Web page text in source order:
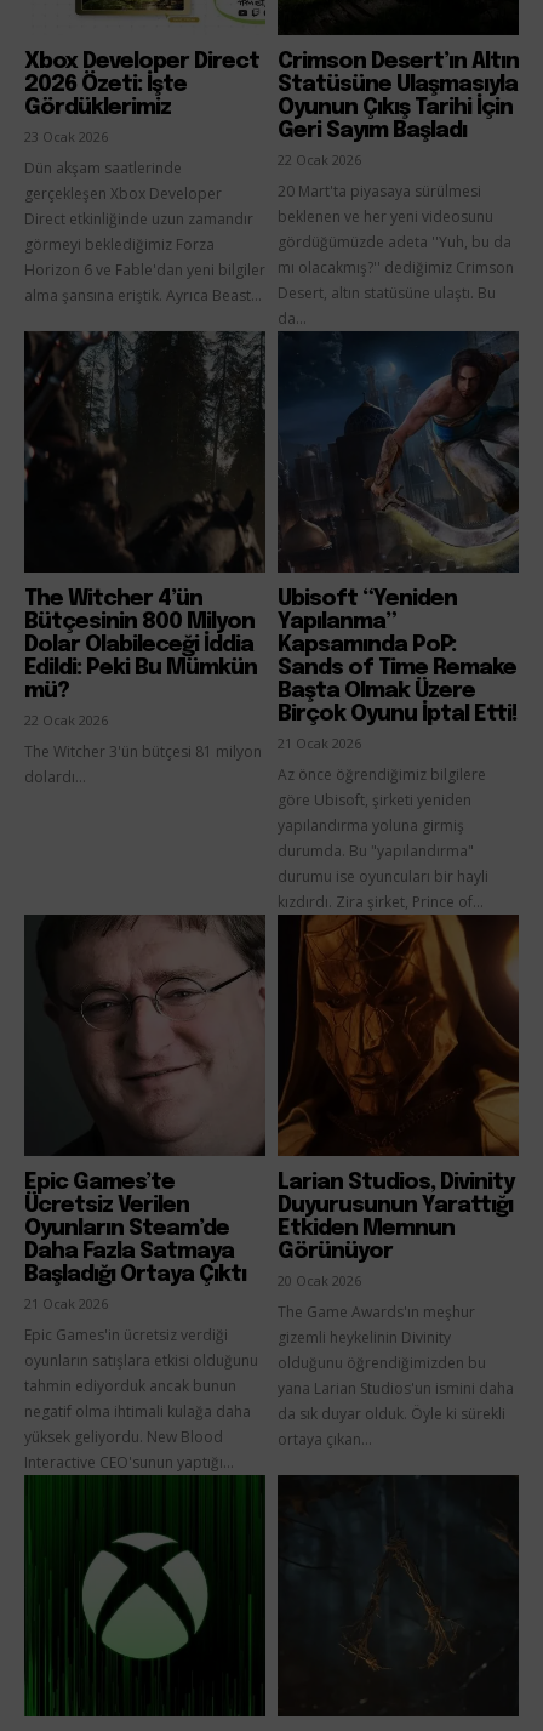
Xbox Developer Direct
2026 Özeti: İşte
Gördüklerimiz
23 Ocak 2026
Dün akşam saatlerinde
gerçekleşen Xbox Developer
Direct etkinliğinde uzun zamandır
görmeyi beklediğimiz Forza
Horizon 6 ve Fable'dan yeni bilgiler
alma şansına eriştik. Ayrıca Beast...
Crimson Desert’ın Altın
Statüsüne Ulaşmasıyla
Oyunun Çıkış Tarihi İçin
Geri Sayım Başladı
22 Ocak 2026
20 Mart'ta piyasaya sürülmesi
beklenen ve her yeni videosunu
gördüğümüzde adeta ''Yuh, bu da
mı olacakmış?'' dediğimiz Crimson
Desert, altın statüsüne ulaştı. Bu
da...
The Witcher 4’ün
Bütçesinin 800 Milyon
Dolar Olabileceği İddia
Edildi: Peki Bu Mümkün
mü?
22 Ocak 2026
The Witcher 3'ün bütçesi 81 milyon
dolardı...
Ubisoft “Yeniden
Yapılanma”
Kapsamında PoP:
Sands of Time Remake
Başta Olmak Üzere
Birçok Oyunu İptal Etti!
21 Ocak 2026
Az önce öğrendiğimiz bilgilere
göre Ubisoft, şirketi yeniden
yapılandırma yoluna girmiş
durumda. Bu "yapılandırma"
durumu ise oyuncuları bir hayli
kızdırdı. Zira şirket, Prince of...
Epic Games’te
Ücretsiz Verilen
Oyunların Steam’de
Daha Fazla Satmaya
Başladığı Ortaya Çıktı
21 Ocak 2026
Epic Games'in ücretsiz verdiği
oyunların satışlara etkisi olduğunu
tahmin ediyorduk ancak bunun
negatif olma ihtimali kulağa daha
yüksek geliyordu. New Blood
Interactive CEO'sunun yaptığı...
Larian Studios, Divinity
Duyurusunun Yarattığı
Etkiden Memnun
Görünüyor
20 Ocak 2026
The Game Awards'ın meşhur
gizemli heykelinin Divinity
olduğunu öğrendiğimizden bu
yana Larian Studios'un ismini daha
da sık duyar olduk. Öyle ki sürekli
ortaya çıkan...